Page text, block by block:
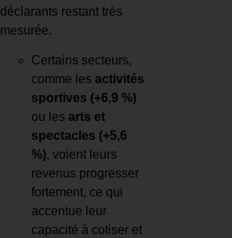
déclarants restant très
mesurée.
Certains secteurs,
comme les activités
sportives (+6,9 %)
ou les arts et
spectacles (+5,6
%), voient leurs
revenus progresser
fortement, ce qui
accentue leur
capacité à cotiser et